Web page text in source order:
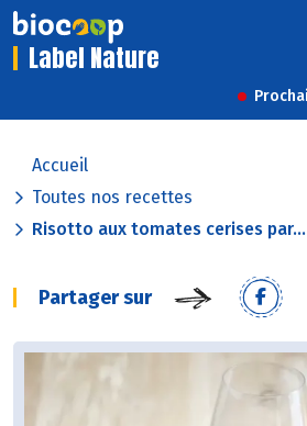
Label Nature
Accueil
Toutes nos recettes
Risotto aux tomates cerises par...
Partager sur